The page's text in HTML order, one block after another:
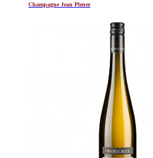
Champagne Jean Plener